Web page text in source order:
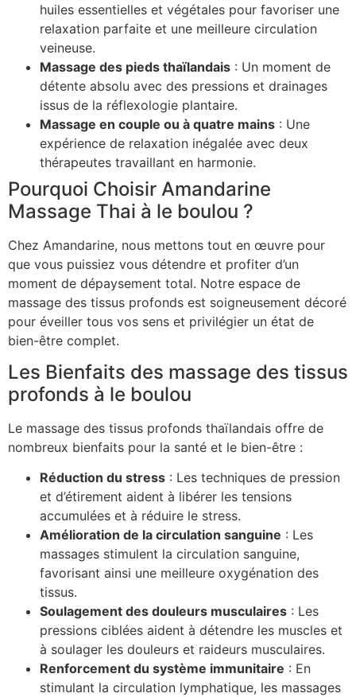
huiles essentielles et végétales pour favoriser une
relaxation parfaite et une meilleure circulation
veineuse.
Massage des pieds thaïlandais : Un moment de
détente absolu avec des pressions et drainages
issus de la réflexologie plantaire.
Massage en couple ou à quatre mains : Une
expérience de relaxation inégalée avec deux
thérapeutes travaillant en harmonie.
Pourquoi Choisir Amandarine
Massage Thai à le boulou ?
Chez Amandarine, nous mettons tout en œuvre pour
que vous puissiez vous détendre et profiter d’un
moment de dépaysement total. Notre espace de
massage des tissus profonds est soigneusement décoré
pour éveiller tous vos sens et privilégier un état de
bien-être complet.
Les Bienfaits des massage des tissus
profonds à le boulou
Le massage des tissus profonds thaïlandais offre de
nombreux bienfaits pour la santé et le bien-être :
Réduction du stress : Les techniques de pression
et d’étirement aident à libérer les tensions
accumulées et à réduire le stress.
Amélioration de la circulation sanguine : Les
massages stimulent la circulation sanguine,
favorisant ainsi une meilleure oxygénation des
tissus.
Soulagement des douleurs musculaires : Les
pressions ciblées aident à détendre les muscles et
à soulager les douleurs et raideurs musculaires.
Renforcement du système immunitaire : En
stimulant la circulation lymphatique, les massages